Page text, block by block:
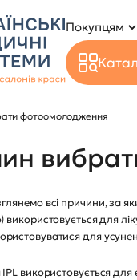
Покупцям
фотоомолодження
всі причини, за
використовується для
для
використовується